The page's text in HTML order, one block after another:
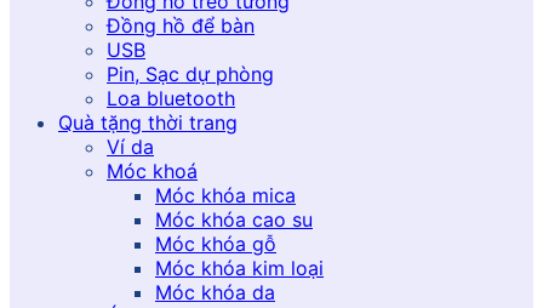
Đồng hồ để bàn
USB
Pin, Sạc dự phòng
Loa bluetooth
Quà tặng thời trang
Ví da
Móc khoá
Móc khóa mica
Móc khóa cao su
Móc khóa gỗ
Móc khóa kim loại
Móc khóa da